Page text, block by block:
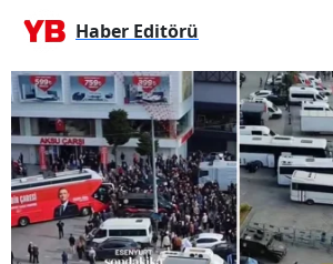
Haber Editörü